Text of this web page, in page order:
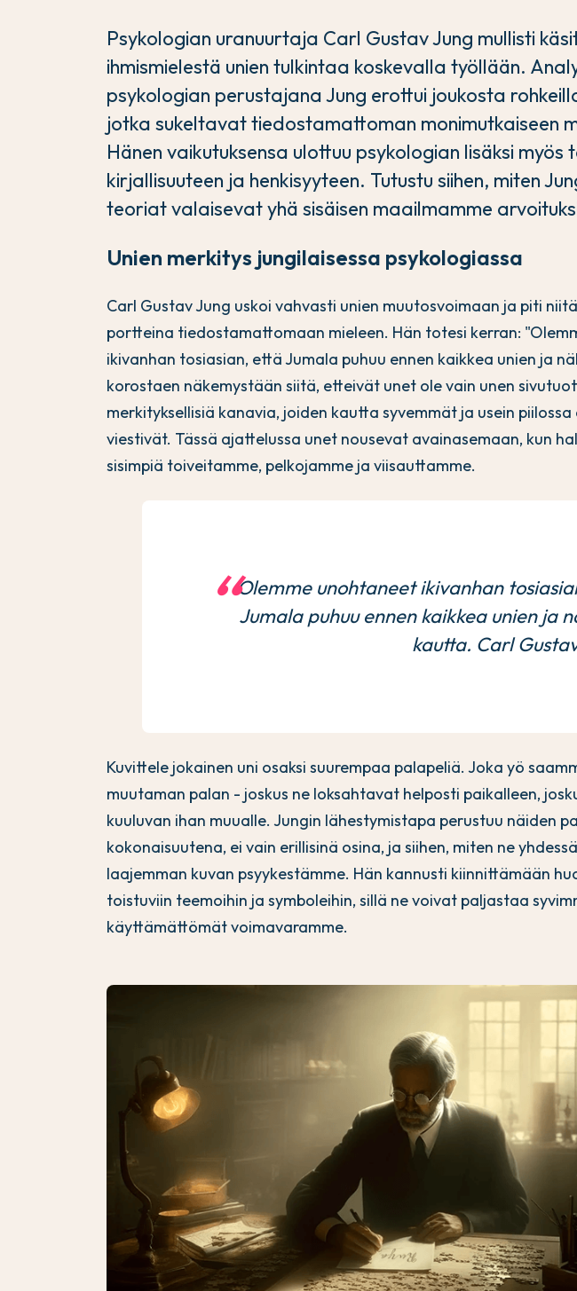
Psykologian uranuurtaja Carl Gustav Jung mullisti
ihmismielestä unien tulkintaa koskevalla työllään.
psykologian perustajana Jung erottui joukosta
jotka sukeltavat tiedostamattoman monimutkaiseen
Hänen vaikutuksensa ulottuu psykologian lisäksi myös
kirjallisuuteen ja henkisyyteen. Tutustu siihen, miten
teoriat valaisevat yhä sisäisen maailmamme
Unien merkitys jungilaisessa psykologiassa
Carl Gustav Jung uskoi vahvasti unien muutosvoimaan ja piti
portteina tiedostamattomaan mieleen. Hän totesi kerran:
ikivanhan tosiasian, että Jumala puhuu ennen kaikkea unien ja
korostaen näkemystään siitä, etteivät unet ole vain unen
merkityksellisiä kanavia, joiden kautta syvemmät ja usein
viestivät. Tässä ajattelussa unet nousevat avainasemaan, kun
sisimpiä toiveitamme, pelkojamme ja viisauttamme.
Olemme unohtaneet ikivanhan
Jumala puhuu ennen kaikkea unien ja
kautta. Carl
Kuvittele jokainen uni osaksi suurempaa palapeliä. Joka yö
muutaman palan - joskus ne loksahtavat helposti paikalleen,
kuuluvan ihan muualle. Jungin lähestymistapa perustuu näiden
kokonaisuutena, ei vain erillisinä osina, ja siihen, miten ne
laajemman kuvan psyykestämme. Hän kannusti kiinnittämään
toistuviin teemoihin ja symboleihin, sillä ne voivat paljastaa
käyttämättömät voimavaramme.